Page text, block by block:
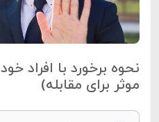
موثر برای مقابله)